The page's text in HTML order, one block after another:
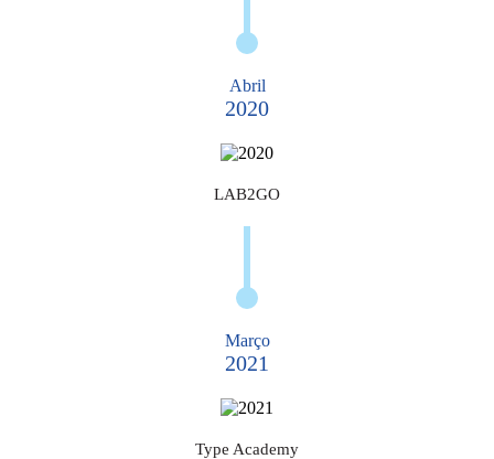
Abril
2020
LAB2GO
Março
2021
Type Academy